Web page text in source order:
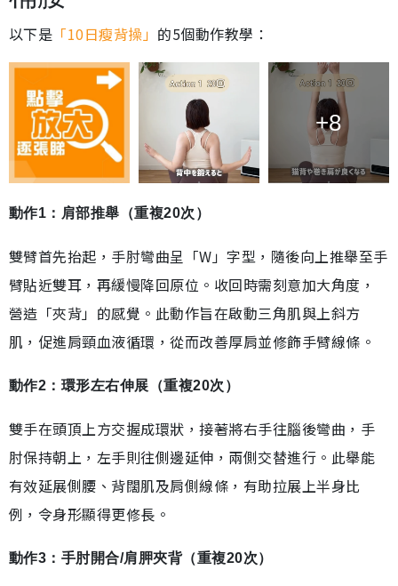
以下是 「10日瘦背操」 的5個動作教學：
+8
動作1：肩部推舉（重複20次）
雙臂首先抬起，手肘彎曲呈「W」字型，隨後向上推舉至手
臂貼近雙耳，再緩慢降回原位。收回時需刻意加大角度，
營造「夾背」的感覺。此動作旨在啟動三角肌與上斜方
肌，促進肩頸血液循環，從而改善厚肩並修飾手臂線條。
動作2：環形左右伸展（重複20次）
雙手在頭頂上方交握成環狀，接著將右手往腦後彎曲，手
肘保持朝上，左手則往側邊延伸，兩側交替進行。此舉能
有效延展側腰、背闊肌及肩側線條，有助拉展上半身比
例，令身形顯得更修長。
動作3：手肘開合/肩胛夾背（重複20次）